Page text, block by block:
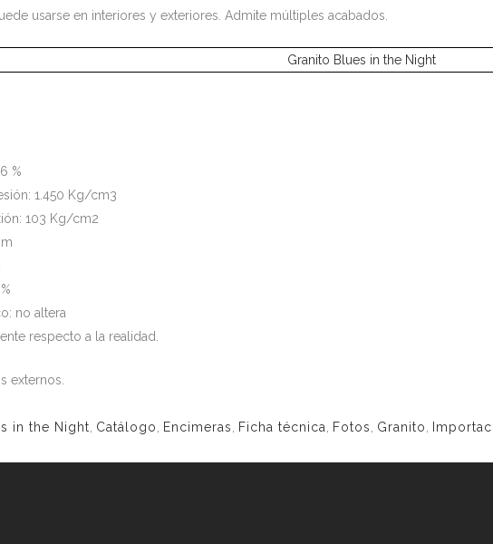
usarse en interiores y exteriores. Admite múltiples acabados.
%
1.450 Kg/cm3
103 Kg/cm2
no altera
respecto a la realidad.
externos.
in the Night Catálogo Encimeras Ficha técnica Fotos Granito